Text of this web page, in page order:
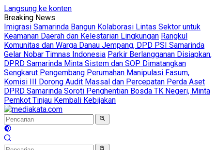
Langsung ke konten
Breaking News
Imigrasi Samarinda Bangun Kolaborasi Lintas Sektor untuk
Keamanan Daerah dan Kelestarian Lingkungan Rangkul
Komunitas dan Warga Danau Jempang, DPD PSI Samarinda
Gelar Nobar Timnas Indonesia Parkir Berlangganan Disiapkan,
DPRD Samarinda Minta Sistem dan SOP Dimatangkan
Sengkarut Pengembang Perumahan Manipulasi Fasum,
Komisi III Dorong Audit Massal dan Percepatan Perda Aset
DPRD Samarinda Soroti Penghentian Bosda TK Negeri, Minta
Pemkot Tinjau Kembali Kebijakan